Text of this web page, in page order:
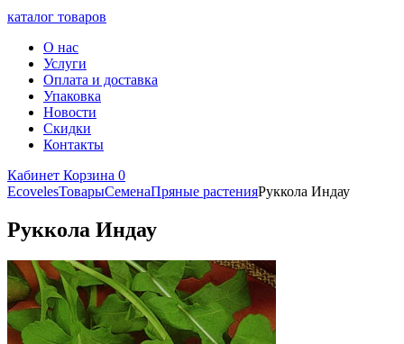
каталог товаров
О нас
Услуги
Оплата и доставка
Упаковка
Новости
Скидки
Контакты
Кабинет Корзина 0
EcovelesТоварыСеменаПряные растенияРуккола Индау
Руккола Индау